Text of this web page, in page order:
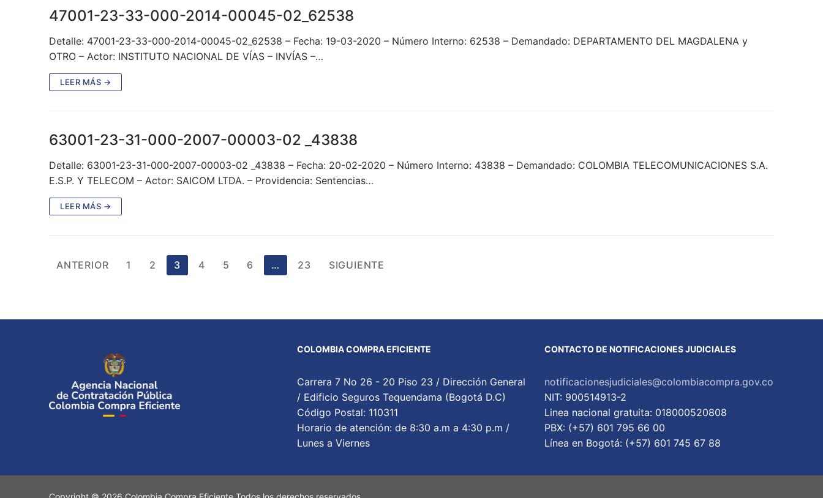
47001-23-33-000-2014-00045-02_62538
Detalle: 47001-23-33-000-2014-00045-02_62538 – Fecha: 19-03-2020 – Número Interno: 62538 – Demandado: DEPARTAMENTO DEL MAGDALENA y
OTRO – Actor: INSTITUTO NACIONAL DE VÍAS – INVÍAS –…
LEER MÁS →
63001-23-31-000-2007-00003-02 _43838
Detalle: 63001-23-31-000-2007-00003-02 _43838 – Fecha: 20-02-2020 – Número Interno: 43838 – Demandado: COLOMBIA TELECOMUNICACIONES S.A.
E.S.P. Y TELECOM – Actor: SAICOM LTDA. – Providencia: Sentencias…
LEER MÁS →
Paginación
ANTERIOR 1 2 3 4 5 6 … 23 SIGUIENTE
COLOMBIA COMPRA EFICIENTE
Carrera 7 No 26 - 20 Piso 23 / Dirección General
/ Edificio Seguros Tequendama (Bogotá D.C)
Código Postal: 110311
Horario de atención: de 8:30 a.m a 4:30 p.m /
Lunes a Viernes
CONTACTO DE NOTIFICACIONES JUDICIALES
notificacionesjudiciales@colombiacompra.gov.co
NIT: 900514913-2
Linea nacional gratuita: 018000520808
PBX: (+57) 601 795 66 00
Lí­nea en Bogotá: (+57) 601 745 67 88